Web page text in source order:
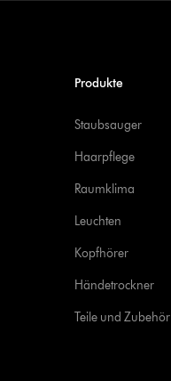
Produkte
Staubsauger
Haarpflege
Raumklima
Leuchten
Kopfhörer
Händetrockner
Teile und Zubehör